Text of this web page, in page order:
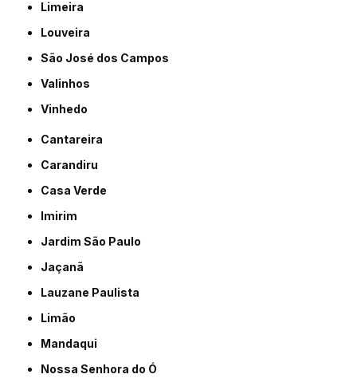
Limeira
Louveira
São José dos Campos
Valinhos
Vinhedo
Cantareira
Carandiru
Casa Verde
Imirim
Jardim São Paulo
Jaçanã
Lauzane Paulista
Limão
Mandaqui
Nossa Senhora do Ó